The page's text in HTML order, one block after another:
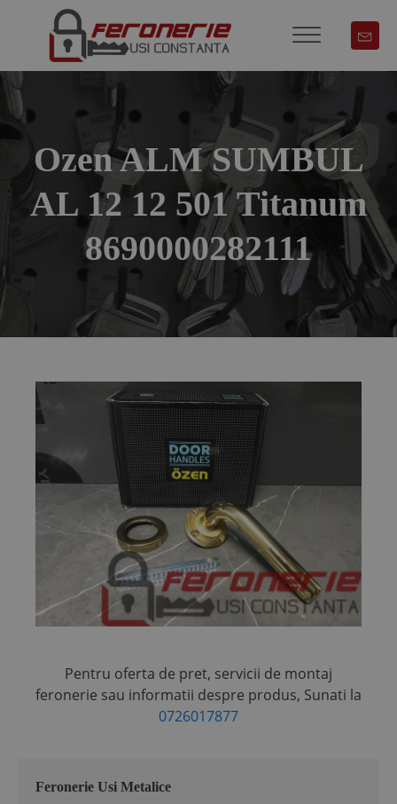
Ozen ALM SUMBUL
AL 12 12 501 Titanum
8690000282111
Feronerie Usi Metalice
Pentru oferta de pret, servicii de montaj
feronerie sau informatii despre produs, Sunati la
0726017877